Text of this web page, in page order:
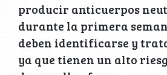
producir anticuerpos
durante la primera
deben identificarse y
ya que tienen un alto